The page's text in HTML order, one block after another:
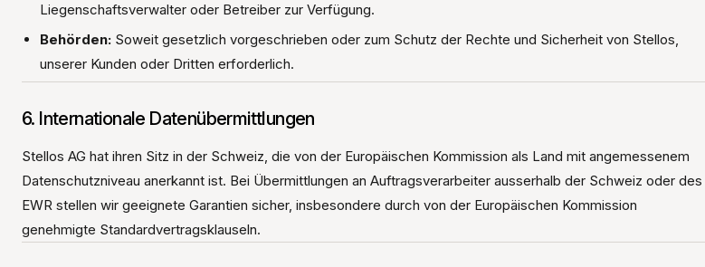
Liegenschaftsverwalter oder Betreiber zur Verfügung.
Behörden: Soweit gesetzlich vorgeschrieben oder zum Schutz der Rechte und Sicherheit von Stellos,
unserer Kunden oder Dritten erforderlich.
6. Internationale Datenübermittlungen
Stellos AG hat ihren Sitz in der Schweiz, die von der Europäischen Kommission als Land mit angemessenem
Datenschutzniveau anerkannt ist. Bei Übermittlungen an Auftragsverarbeiter ausserhalb der Schweiz oder des
EWR stellen wir geeignete Garantien sicher, insbesondere durch von der Europäischen Kommission
genehmigte Standardvertragsklauseln.